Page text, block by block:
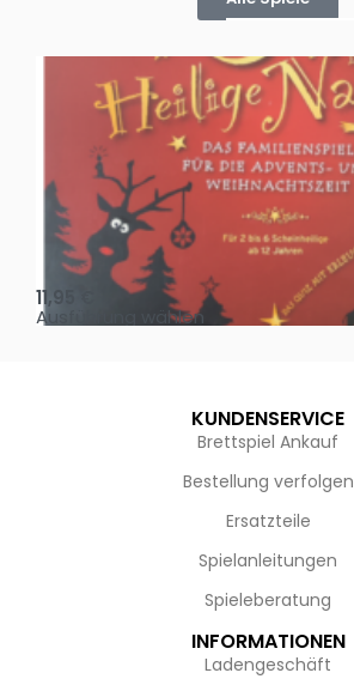
Oh, heilige Nacht!
11,95
Ausführung wählen
KUNDENSERVICE
Brettspiel Ankauf
Bestellung verfolgen
Ersatzteile
Spielanleitungen
Spieleberatung
INFORMATIONEN
Ladengeschäft